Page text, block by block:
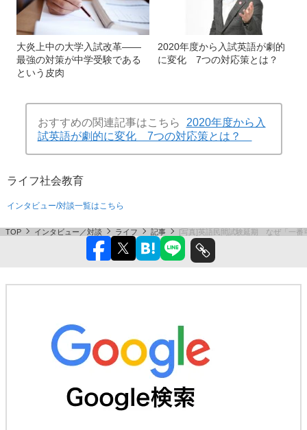
大炎上中の大学入試改革――
最強の対策が中学受験である
という皮肉
2020年度から入試英語が劇的
に変化 7つの対応策とは？
おすすめの関連記事はこちら
2020年度から入
試英語が劇的に変化 7つの対応策とは？
ライフ社会教育
インタビュー/対談一覧はこちら
TOP インタビュー／対談 ライフ 記事 [写真]英語民間試験延期 なぜ「一番